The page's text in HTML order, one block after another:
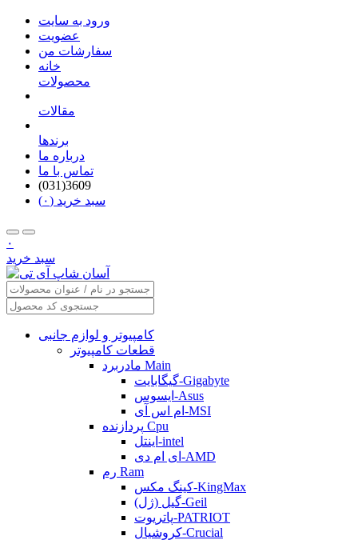
ورود به سایت
عضویت
سفارشات من
خانه
محصولات
مقالات
برندها
درباره ما
تماس با ما
(031)3609
سبد خرید (۰)
۰
سبد خرید
کامپیوتر و لوازم جانبی
قطعات کامپیوتر
مادربرد Main
گیگابایت-Gigabyte
ایسوس-Asus
ام اس آی-MSI
پردازنده Cpu
اینتل-intel
ای ام دی-AMD
رم Ram
کینگ مکس-KingMax
گیل (ژل)-Geil
پاتریوت-PATRIOT
کروشیال-Crucial